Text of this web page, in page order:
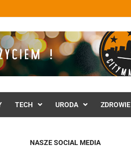
TECH URODA ZDROWIE
NASZE SOCIAL MEDIA